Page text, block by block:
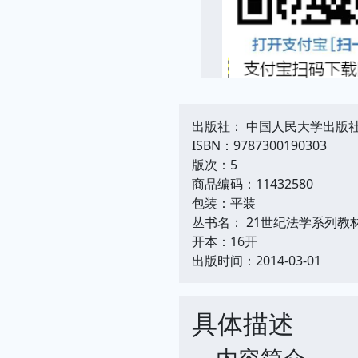
出版社： 中国人民大学出版
ISBN：9787300190303
版次：5
商品编码：11432580
包装：平装
丛书名： 21世纪法学系列教
开本：16开
出版时间：2014-03-01
具体描述